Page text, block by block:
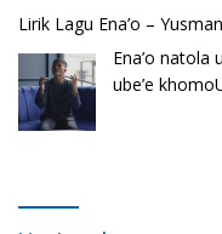
Lirik Lagu FAFOFA
lawaö